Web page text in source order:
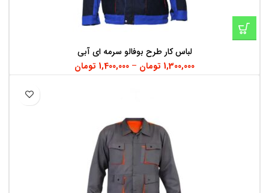
لباس کار طرح بوفالو سرمه ای آبی
1,300,000 تومان –
1,400,000 تومان